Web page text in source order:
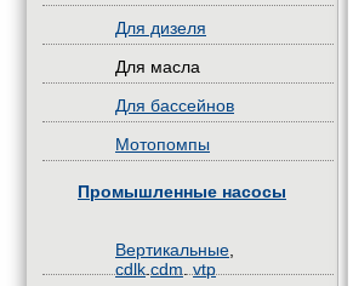
Для дизеля
Для масла
Для бассейнов
Мотопомпы
Промышленные насосы
Вертикальные
cdlk cdm vtp